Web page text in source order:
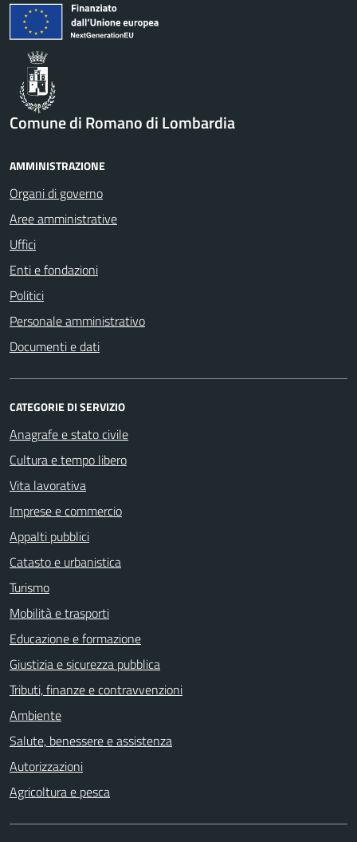
Comune di Romano di Lombardia
AMMINISTRAZIONE
Organi di governo
Aree amministrative
Uffici
Enti e fondazioni
Politici
Personale amministrativo
Documenti e dati
CATEGORIE DI SERVIZIO
Anagrafe e stato civile
Cultura e tempo libero
Vita lavorativa
Imprese e commercio
Appalti pubblici
Catasto e urbanistica
Turismo
Mobilità e trasporti
Educazione e formazione
Giustizia e sicurezza pubblica
Tributi, finanze e contravvenzioni
Ambiente
Salute, benessere e assistenza
Autorizzazioni
Agricoltura e pesca